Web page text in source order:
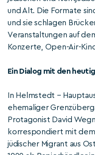
und Alt. Die Formate
und sie schlagen
Veranstaltungen auf
Konzerte, Open-Air-
Ein Dialog mit den
In Helmstedt –
ehemaliger
Protagonist David
korrespondiert mit dem
jüdischer Migrant aus